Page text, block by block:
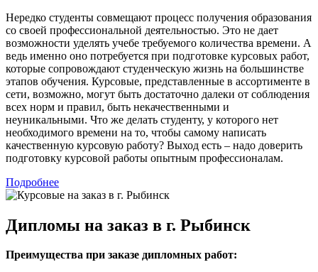
Нередко студенты совмещают процесс получения образования
со своей профессиональной деятельностью. Это не дает
возможности уделять учебе требуемого количества времени. А
ведь именно оно потребуется при подготовке курсовых работ,
которые сопровождают студенческую жизнь на большинстве
этапов обучения. Курсовые, представленные в ассортименте в
сети, возможно, могут быть достаточно далеки от соблюдения
всех норм и правил, быть некачественными и
неуникальными. Что же делать студенту, у которого нет
необходимого времени на то, чтобы самому написать
качественную курсовую работу? Выход есть – надо доверить
подготовку курсовой работы опытным профессионалам.
Подробнее
Дипломы на заказ в г. Рыбинск
Преимущества при заказе дипломных работ: